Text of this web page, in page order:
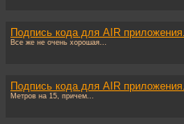
Подпись кода для AIR приложения.
Все же не очень хорошая...
Подпись кода для AIR приложения.
Метров на 15, причем...